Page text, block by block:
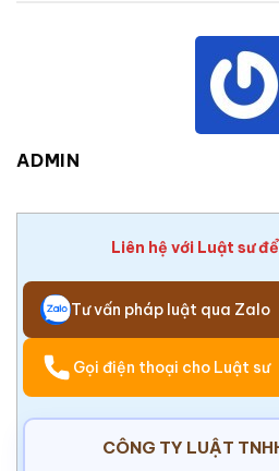
ADMIN
Liên hệ với Luật sư
Tư vấn pháp luật qua Zalo
Gọi điện thoại cho Luật sư
CÔNG TY LUẬT